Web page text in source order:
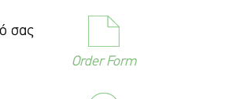
σας
Order Form